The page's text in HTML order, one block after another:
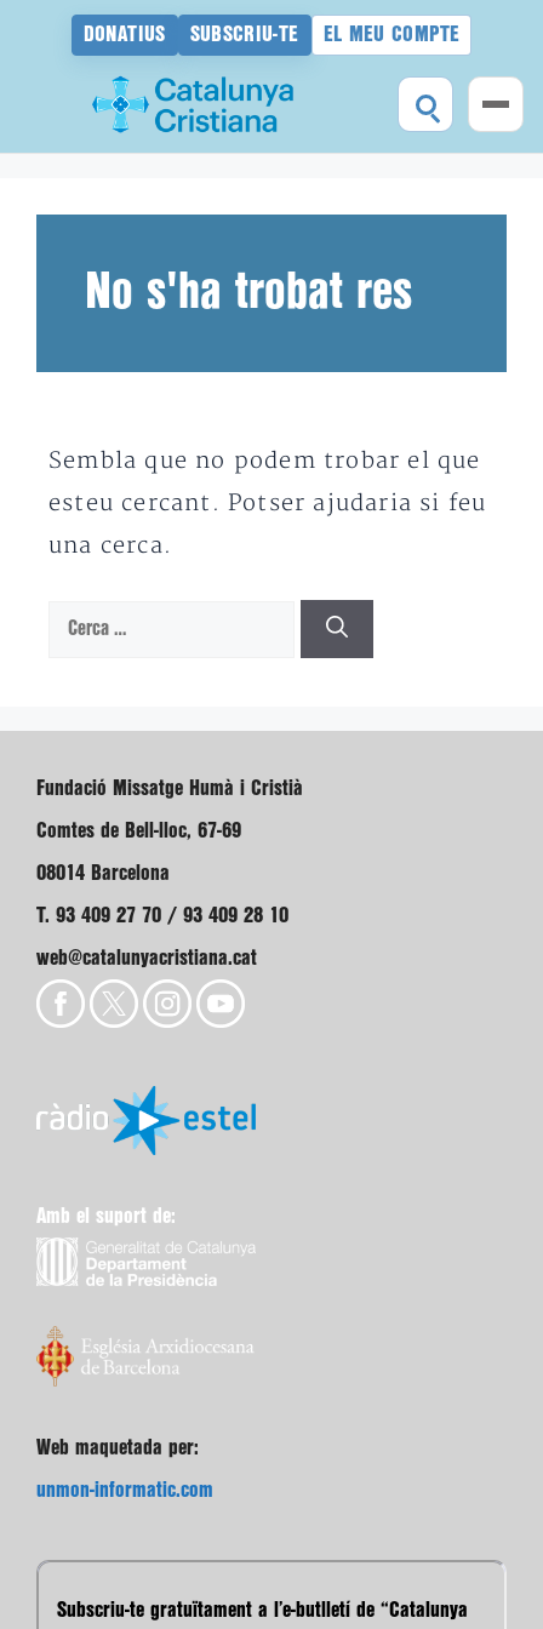
DONATIUS SUBSCRIU-TE EL MEU COMPTE
No s'ha trobat res
Sembla que no podem trobar el que
esteu cercant. Potser ajudaria si feu
una cerca.
Cerca:
Fundació Missatge Humà i Cristià
Comtes de Bell-lloc, 67-69
08014 Barcelona
T. 93 409 27 70 / 93 409 28 10
web@catalunyacristiana.cat
Amb el suport de:
Web maquetada per:
unmon-informatic.com
Subscriu-te gratuïtament a l’e-butlletí de “Catalunya